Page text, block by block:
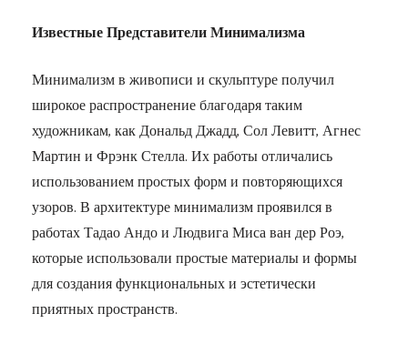
Известные Представители Минимализма
Минимализм в живописи и скульптуре получил
широкое распространение благодаря таким
художникам, как Дональд Джадд, Сол Левитт, Агнес
Мартин и Фрэнк Стелла. Их работы отличались
использованием простых форм и повторяющихся
узоров. В архитектуре минимализм проявился в
работах Тадао Андо и Людвига Миса ван дер Роэ,
которые использовали простые материалы и формы
для создания функциональных и эстетически
приятных пространств.